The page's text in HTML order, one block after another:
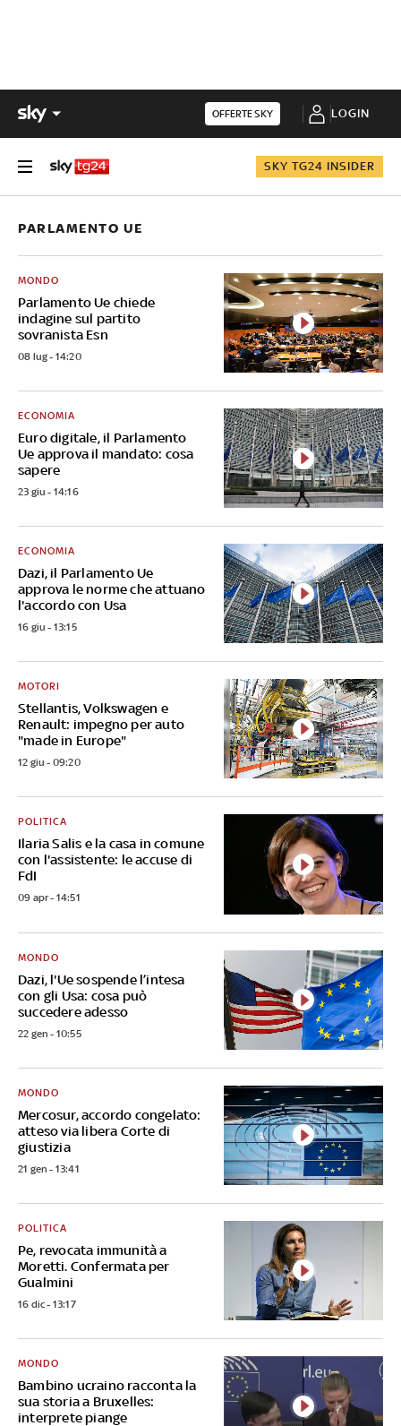
OFFERTE SKY LOGIN
SKY TG24 INSIDER
PARLAMENTO UE
Parlamento Ue chiede
indagine sul partito
sovranista Esn
MONDO
08 lug - 14:20
Euro digitale, il Parlamento
Ue approva il mandato: cosa
sapere
ECONOMIA
23 giu - 14:16
Dazi, il Parlamento Ue
approva le norme che attuano
l'accordo con Usa
ECONOMIA
16 giu - 13:15
Stellantis, Volkswagen e
Renault: impegno per auto
"made in Europe"
MOTORI
12 giu - 09:20
Ilaria Salis e la casa in comune
con l'assistente: le accuse di
FdI
POLITICA
09 apr - 14:51
Dazi, l'Ue sospende l’intesa
con gli Usa: cosa può
succedere adesso
MONDO
22 gen - 10:55
Mercosur, accordo congelato:
atteso via libera Corte di
giustizia
MONDO
21 gen - 13:41
Pe, revocata immunità a
Moretti. Confermata per
Gualmini
POLITICA
16 dic - 13:17
Bambino ucraino racconta la
sua storia a Bruxelles:
interprete piange
MONDO